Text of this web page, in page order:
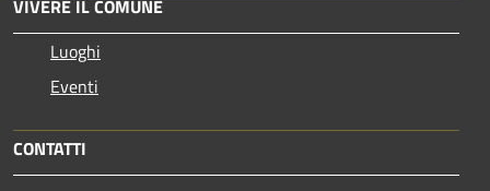
VIVERE IL COMUNE
Luoghi
Eventi
CONTATTI